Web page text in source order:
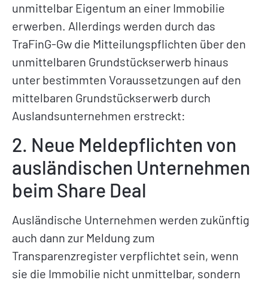
unmittelbar Eigentum an einer Immobilie
erwerben. Allerdings werden durch das
TraFinG-Gw die Mitteilungspflichten über den
unmittelbaren Grundstückserwerb hinaus
unter bestimmten Voraussetzungen auf den
mittelbaren Grundstückserwerb durch
Auslandsunternehmen erstreckt:
2. Neue Meldepflichten von
ausländischen Unternehmen
beim Share Deal
Ausländische Unternehmen werden zukünftig
auch dann zur Meldung zum
Transparenzregister verpflichtet sein, wenn
sie die Immobilie nicht unmittelbar, sondern